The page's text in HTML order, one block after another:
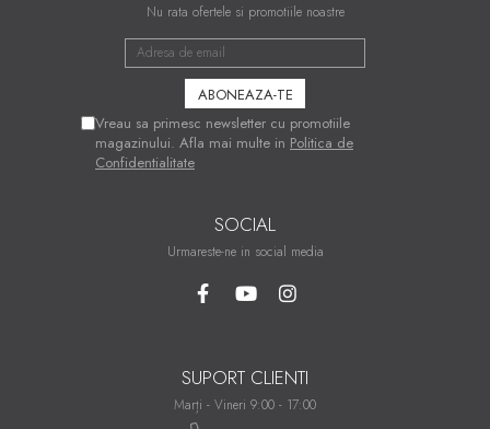
Nu rata ofertele si promotiile noastre
Vreau sa primesc newsletter cu promotiile
magazinului. Afla mai multe in Politica de
Confidentialitate
SOCIAL
Urmareste-ne in social media
SUPORT CLIENTI
Marți - Vineri 9:00 - 17:00